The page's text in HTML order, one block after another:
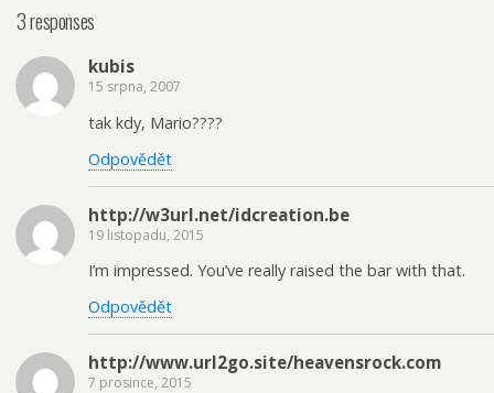
3 responses
kubis
15 srpna, 2007
tak kdy, Mario????
Odpovědět
http://w3url.net/idcreation.be
19 listopadu, 2015
I’m impressed. You’ve really raised the bar with that.
Odpovědět
http://www.url2go.site/heavensrock.com
7 prosince, 2015